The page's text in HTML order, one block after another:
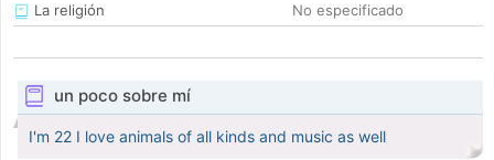
La religión
No especificado
un poco sobre mí
I'm 22 I love animals of all kinds and music as well